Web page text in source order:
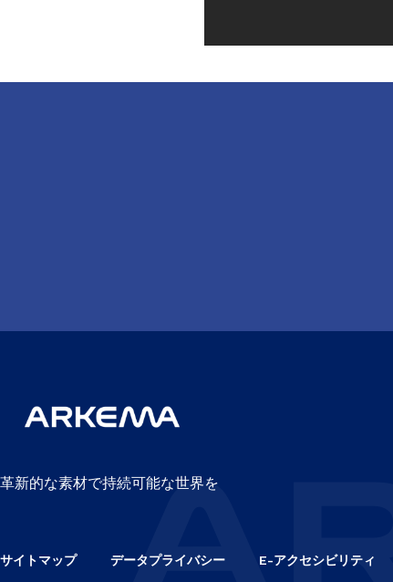
革新的な素材で持続可能な世界を
サイトマップ データプライバシー E-アクセシビリティ